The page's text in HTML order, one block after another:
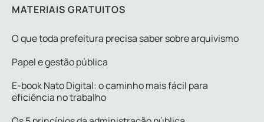
MATERIAIS GRATUITOS
O que toda prefeitura precisa saber sobre arquivismo
Papel e gestão pública
E-book Nato Digital: o caminho mais fácil para
eficiência no trabalho